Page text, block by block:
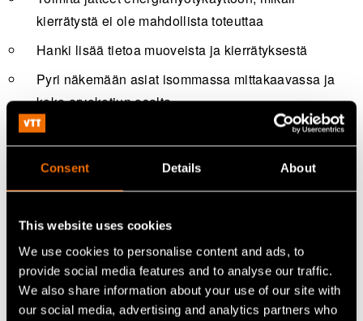
Consent Details About
This website uses cookies
We use cookies to personalise content and ads, to
provide social media features and to analyse our traffic.
We also share information about your use of our site with
our social media, advertising and analytics partners who
kierrätystä ei ole mahdollista toteuttaa
Hanki lisää tietoa muoveista ja kierrätyksestä
Pyri näkemään asiat isommassa mittakaavassa ja
koko arvoketjun osalta
Kysynnän ja tarjonnan laki pätee myös
kierrätysmuovituotteilla: kun julkisten tahojen ja
niitä myös tulee.
Rakkautta ilmassa
Ympäristöliikkeen syntyhetkeksi on katsottu Äänetön